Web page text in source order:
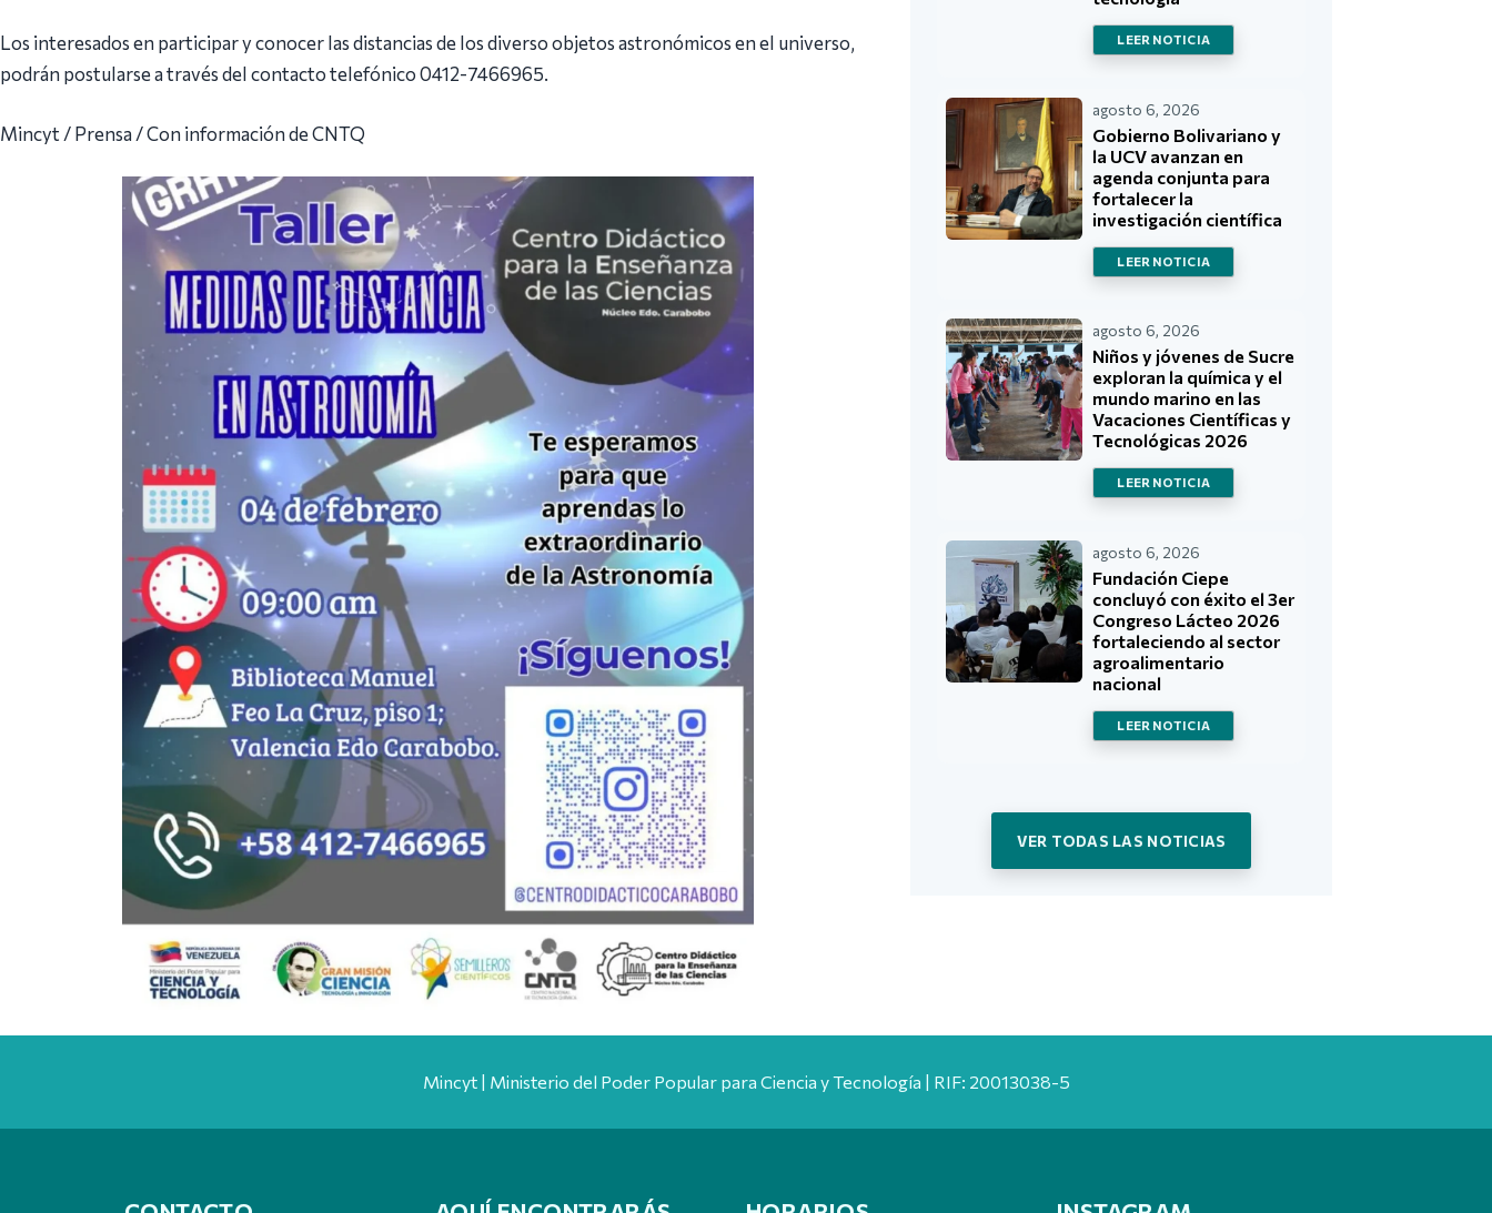
Los interesados en participar y conocer las distancias de los diverso objetos astronómicos en el universo,
podrán postularse a través del contacto telefónico 0412-7466965.
Mincyt / Prensa / Con información de CNTQ
LEER NOTICIA
agosto 6, 2026
Gobierno Bolivariano y
la UCV avanzan en
agenda conjunta para
fortalecer la
investigación científica
LEER NOTICIA
agosto 6, 2026
Niños y jóvenes de Sucre
exploran la química y el
mundo marino en las
Vacaciones Científicas y
Tecnológicas 2026
LEER NOTICIA
agosto 6, 2026
Fundación Ciepe
concluyó con éxito el 3er
Congreso Lácteo 2026
fortaleciendo al sector
agroalimentario
nacional
LEER NOTICIA
VER TODAS LAS NOTICIAS
Mincyt | Ministerio del Poder Popular para Ciencia y Tecnología | RIF: 20013038-5